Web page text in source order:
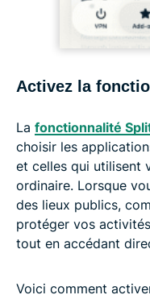
Activez la
La fonctionnalité
choisir les
et celles qui utilisent
ordinaire. Lorsque
des lieux publics,
protéger vos
tout en accédant
Voici comment